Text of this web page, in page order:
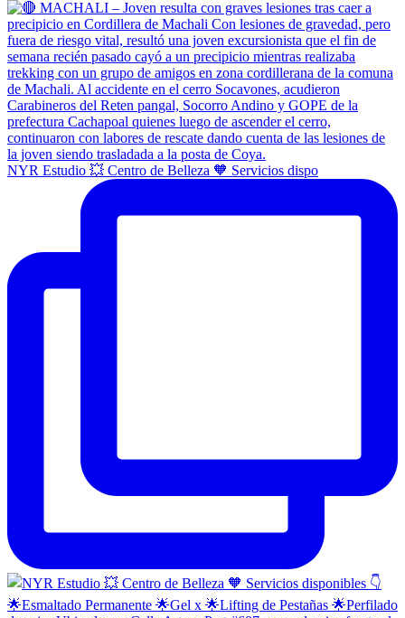
NYR Estudio 💥 Centro de Belleza 🧡 Servicios dispo